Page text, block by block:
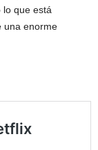
lo que está
una enorme